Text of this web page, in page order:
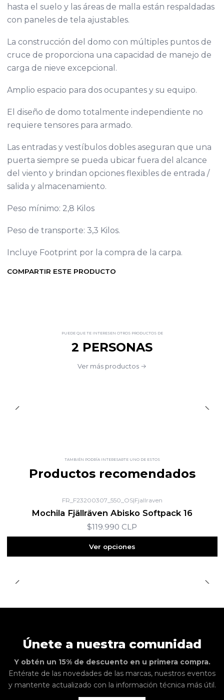
hasta el suelo y las áreas de malla están respaldadas
con paneles de tela ajustables.
La construcción del domo con múltiples puntos de
cruce de proporciona una capacidad de manejo de
carga de nieve excepcional.
Amplio espacio para dos ocupantes y su equipo.
El diseño de domo totalmente independiente no
requiere tensores para armado.
Las entradas y vestíbulos dobles aseguran que una
puerta siempre se pueda ubicar fuera del alcance
del viento y brindan opciones flexibles de entrada /
salida y almacenamiento.
Peso mínimo: 2,8 Kilos
Peso de transporte: 3,3 Kilos.
Incluye Footprint por la compra de la carpa.
COMPARTIR ESTE PRODUCTO
PUEDE QUE TE INTERESEN OTROS PRODUCTOS DE
2 PERSONAS
Ver más productos
TAMBIÉN PODRÍA INTERESARTE UNO DE ESTOS
Productos recomendados
FR_F23200307_550_OS|Fjallraven
Mochila Fjällräven Abisko Softpack 16
$119.990 CLP
Ver opciones
Únete a nuestra comunidad
Y obtén un 15% de descuento en u primera compra.
Entérate de las novedades de las marcas, nuestros eventos
y mantente actualizado con la información técnica más útil.